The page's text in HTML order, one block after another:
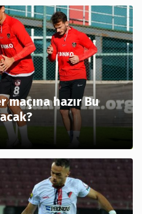
maçına hazır Bu